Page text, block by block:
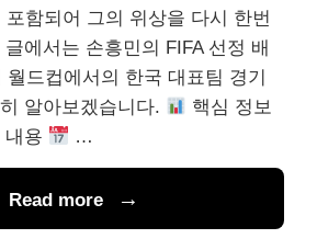
함되어 그의 위상을 다시 한번
에서는 손흥민의 FIFA 선정 배
월드컵에서의 한국 대표팀 경기
알아보겠습니다.
핵심 정보
내용
…
Read more